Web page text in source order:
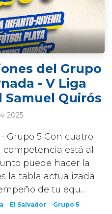
del Grupo
- V Liga
Quirós
2025
Grupo 5 Con cuatro
está al
puede hacer la
la tabla actualizada
de tu equ...
El Salvador
Grupo 5